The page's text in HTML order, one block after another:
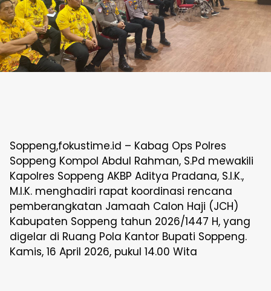
Soppeng,fokustime.id – Kabag Ops Polres
Soppeng Kompol Abdul Rahman, S.Pd mewakili
Kapolres Soppeng AKBP Aditya Pradana, S.I.K.,
M.I.K. menghadiri rapat koordinasi rencana
pemberangkatan Jamaah Calon Haji (JCH)
Kabupaten Soppeng tahun 2026/1447 H, yang
digelar di Ruang Pola Kantor Bupati Soppeng.
Kamis, 16 April 2026, pukul 14.00 Wita